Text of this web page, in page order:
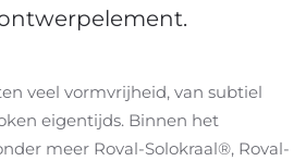
veel vormvrijheid, van subtiel
eigentijds. Binnen het
meer Roval-Solokraal®, Roval-